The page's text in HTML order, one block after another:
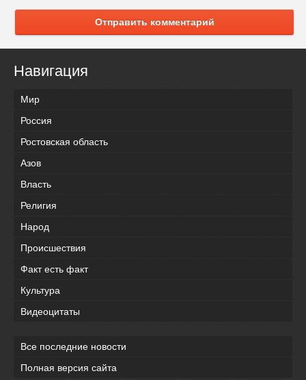
Отправить комментарий
Навигация
Мир
Россия
Ростовская область
Азов
Власть
Религия
Народ
Происшествия
Факт есть факт
Культура
Видеоцитаты
Все последние новости
Полная версия сайта